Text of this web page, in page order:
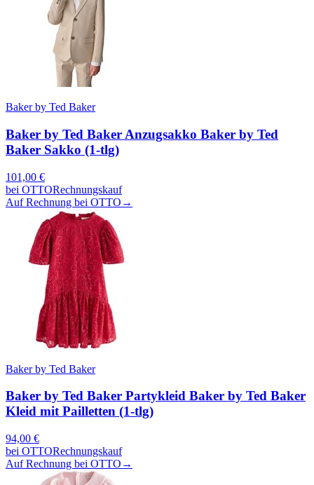
Baker by Ted Baker
Baker by Ted Baker Anzugsakko Baker by Ted
Baker Sakko (1-tlg)
101,00 €
bei OTTORechnungskauf
Auf Rechnung bei OTTO →
Baker by Ted Baker
Baker by Ted Baker Partykleid Baker by Ted Baker
Kleid mit Pailletten (1-tlg)
94,00 €
bei OTTORechnungskauf
Auf Rechnung bei OTTO →